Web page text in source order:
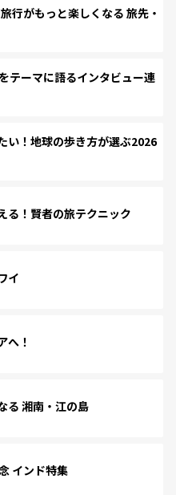
がもっと楽しくなる 旅先・
テーマに語るインタビュー連
い！地球の歩き方が選ぶ2026
る！賢者の旅テクニック
イ
へ！
る 湘南・江の島
インド特集